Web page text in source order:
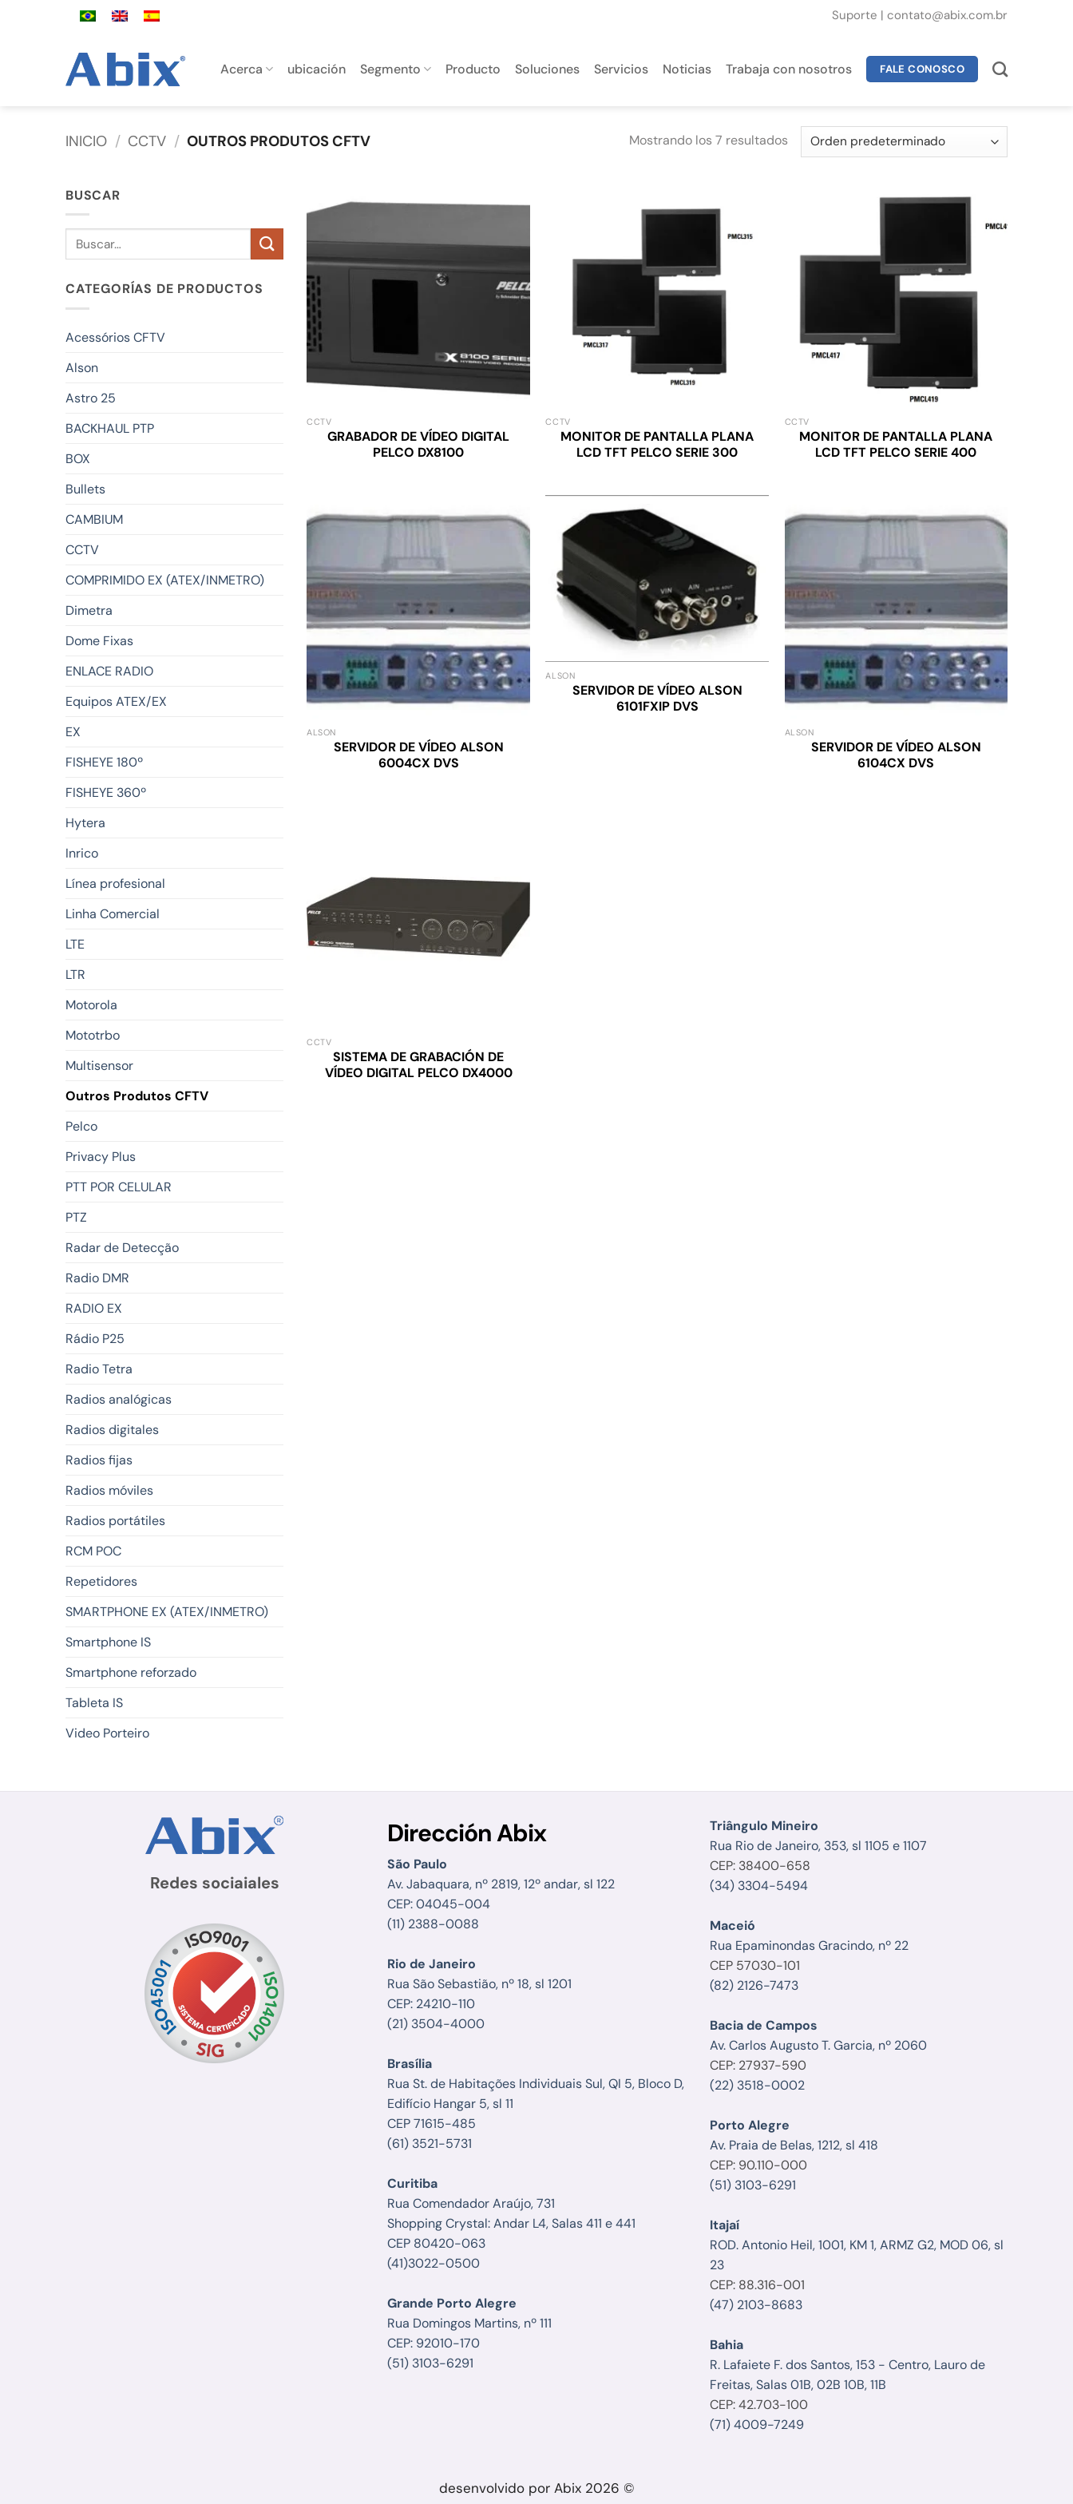
Suporte | contato@abix.com.br
Acerca ubicación Segmento Producto Soluciones Servicios Noticias Trabaja con nosotros FALE CONOSCO
INICIO / CCTV / OUTROS PRODUTOS CFTV Mostrando los 7 resultados
BUSCAR
Buscar
CATEGORÍAS DE PRODUCTOS
Acessórios CFTV
Alson
Astro 25
BACKHAUL PTP
BOX
Bullets
CAMBIUM
CCTV
COMPRIMIDO EX (ATEX/INMETRO)
Dimetra
Dome Fixas
ENLACE RADIO
Equipos ATEX/EX
EX
FISHEYE 180º
FISHEYE 360º
Hytera
Inrico
Línea profesional
Linha Comercial
LTE
LTR
Motorola
Mototrbo
Multisensor
Outros Produtos CFTV
Pelco
Privacy Plus
PTT POR CELULAR
PTZ
Radar de Detecção
Radio DMR
RADIO EX
Rádio P25
Radio Tetra
Radios analógicas
Radios digitales
Radios fijas
Radios móviles
Radios portátiles
RCM POC
Repetidores
SMARTPHONE EX (ATEX/INMETRO)
Smartphone IS
Smartphone reforzado
Tableta IS
Video Porteiro
CCTV
GRABADOR DE VÍDEO DIGITAL
PELCO DX8100
CCTV
MONITOR DE PANTALLA PLANA
LCD TFT PELCO SERIE 300
CCTV
MONITOR DE PANTALLA PLANA
LCD TFT PELCO SERIE 400
ALSON
SERVIDOR DE VÍDEO ALSON
6004CX DVS
ALSON
SERVIDOR DE VÍDEO ALSON
6101FXIP DVS
ALSON
SERVIDOR DE VÍDEO ALSON
6104CX DVS
CCTV
SISTEMA DE GRABACIÓN DE
VÍDEO DIGITAL PELCO DX4000
Redes sociaiales
Dirección Abix
São Paulo
Av. Jabaquara, nº 2819, 12º andar, sl 122
CEP: 04045-004
(11) 2388-0088
Rio de Janeiro
Rua São Sebastião, nº 18, sl 1201
CEP: 24210-110
(21) 3504-4000
Brasília
Rua St. de Habitações Individuais Sul, QI 5, Bloco D,
Edifício Hangar 5, sl 11
CEP 71615-485
(61) 3521-5731
Curitiba
Rua Comendador Araújo, 731
Shopping Crystal: Andar L4, Salas 411 e 441
CEP 80420-063
(41)3022-0500
Grande Porto Alegre
Rua Domingos Martins, nº 111
CEP: 92010-170
(51) 3103-6291
Triângulo Mineiro
Rua Rio de Janeiro, 353, sl 1105 e 1107
CEP: 38400-658
(34) 3304-5494
Maceió
Rua Epaminondas Gracindo, nº 22
CEP 57030-101
(82) 2126-7473
Bacia de Campos
Av. Carlos Augusto T. Garcia, nº 2060
CEP: 27937-590
(22) 3518-0002
Porto Alegre
Av. Praia de Belas, 1212, sl 418
CEP: 90.110-000
(51) 3103-6291
Itajaí
ROD. Antonio Heil, 1001, KM 1, ARMZ G2, MOD 06, sl
23
CEP: 88.316-001
(47) 2103-8683
Bahia
R. Lafaiete F. dos Santos, 153 - Centro, Lauro de
Freitas, Salas 01B, 02B 10B, 11B
CEP: 42.703-100
(71) 4009-7249
desenvolvido por Abix 2026 ©